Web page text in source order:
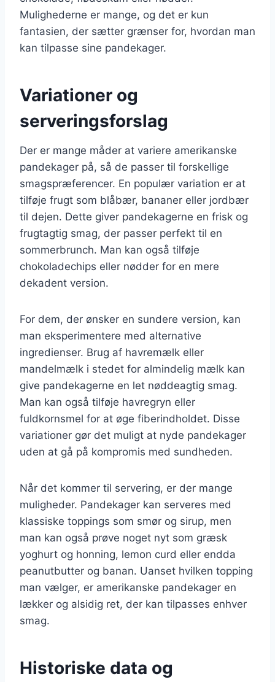
Mulighederne er mange, og det er kun
fantasien, der sætter grænser for, hvordan man
kan tilpasse sine pandekager.
Variationer og
serveringsforslag
Der er mange måder at variere amerikanske
pandekager på, så de passer til forskellige
smagspræferencer. En populær variation er at
tilføje frugt som blåbær, bananer eller jordbær
til dejen. Dette giver pandekagerne en frisk og
frugtagtig smag, der passer perfekt til en
sommerbrunch. Man kan også tilføje
chokoladechips eller nødder for en mere
dekadent version.
For dem, der ønsker en sundere version, kan
man eksperimentere med alternative
ingredienser. Brug af havremælk eller
mandelmælk i stedet for almindelig mælk kan
give pandekagerne en let nøddeagtig smag.
Man kan også tilføje havregryn eller
fuldkornsmel for at øge fiberindholdet. Disse
variationer gør det muligt at nyde pandekager
uden at gå på kompromis med sundheden.
Når det kommer til servering, er der mange
muligheder. Pandekager kan serveres med
klassiske toppings som smør og sirup, men
man kan også prøve noget nyt som græsk
yoghurt og honning, lemon curd eller endda
peanutbutter og banan. Uanset hvilken topping
man vælger, er amerikanske pandekager en
lækker og alsidig ret, der kan tilpasses enhver
smag.
Historiske data og